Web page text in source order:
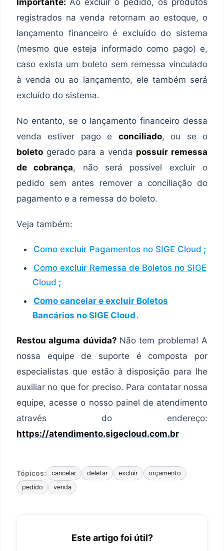
registrados na venda retornam ao estoque, o
lançamento financeiro é excluído do sistema
(mesmo que esteja informado como pago) e,
caso exista um boleto sem remessa vinculado
à venda ou ao lançamento, ele também será
excluído do sistema.
No entanto, se o lançamento financeiro dessa
venda estiver pago e conciliado, ou se o
boleto gerado para a venda possuir remessa
de cobrança, não será possível excluir o
pedido sem antes remover a conciliação do
pagamento e a remessa do boleto.
Veja também:
Como excluir Pagamentos no SIGE Cloud ;
Como excluir Remessa de Boletos no SIGE
Cloud ;
Como cancelar e excluir Boletos
Bancários no SIGE Cloud .
Restou alguma dúvida? Não tem problema! A
nossa equipe de suporte é composta por
especialistas que estão à disposição para lhe
auxiliar no que for preciso. Para contatar nossa
equipe, acesse o nosso painel de atendimento
através do endereço:
https://atendimento.sigecloud.com.br
Tópicos: cancelar deletar excluir
orçamento
pedido
venda
Este artigo foi útil?